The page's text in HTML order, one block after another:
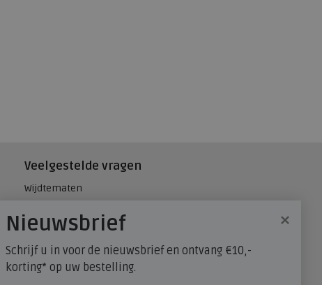
Veelgestelde vragen
Wijdtematen
Maatadvies, wat is mijn
schoenmaat?
FitFlop - maatadvies
×
Nieuwsbrief
Schrijf u in voor de nieuwsbrief en ontvang €10,-
korting* op uw bestelling.